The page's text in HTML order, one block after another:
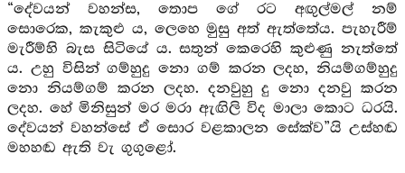
“දේවයන් වහන්ස, තොප ගේ රට අඟුල්මල් නම්
සොරෙක, කැකුළු ය, ලෙහෙ මුසු අත් ඇත්තේය. පැහැරීම්
මැරීම්හි බැස සිටියේ ය. සතුන් කෙරෙහි කුළුණු නැත්තේ
ය. උහු විසින් ගම්හුදු නො ගම් කරන ලදහ, නියම්ගම්හුදු
නො නියම්ගම් කරන ලදහ. දනවුහු දු නො දනවු කරන
ලදහ. හේ මිනිසුන් මර මරා ඇඟිලි විද මාලා කොට ධරයි.
දේවයන් වහන්සේ ඒ සොර වළකාලන සේක්ව”යි උස්හඬ
මහහඬ ඇති වැ ගුගුළෝ.